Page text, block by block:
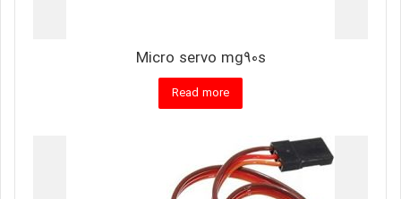
Micro servo mg90s
Read more